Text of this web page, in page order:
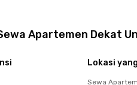
Apartemen Dekat
Lokasi
Sewa